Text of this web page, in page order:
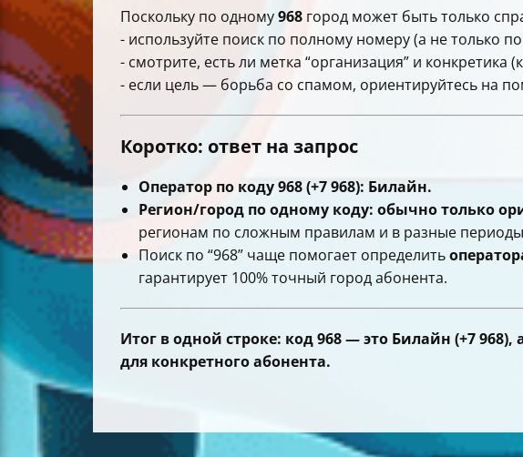
Поскольку по одному968 город может быть только
- используйте поиск по полному номеру (а не только
- смотрите, есть ли метка “организация” и конкретика
- если цель — борьба со спамом, ориентируйтесь на
Коротко: ответ на запрос
Оператор по коду 968 (+7 968): Билайн.
Регион/город по одному коду: обычно только
регионам по сложным правилам и в разные
Поиск по “968” чаще помогает определить
гарантирует 100% точный город абонента.
Итог в одной строке: код 968 — это Билайн (+7
для конкретного абонента.